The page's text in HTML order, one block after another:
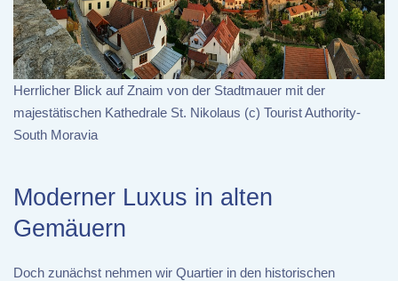
Herrlicher Blick auf Znaim von der Stadtmauer mit der
majestätischen Kathedrale St. Nikolaus (c) Tourist Authority-
South Moravia
Moderner Luxus in alten
Gemäuern
Doch zunächst nehmen wir Quartier in den historischen